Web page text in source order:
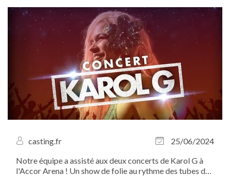
savoir plus sur l’étonnante scénographie signée Julien
Mairesse et rencontrer les...
casting.fr
25/06/2024
Notre équipe a assisté aux deux concerts de Karol G à
l'Accor Arena ! Un show de folie au rythme des tubes de